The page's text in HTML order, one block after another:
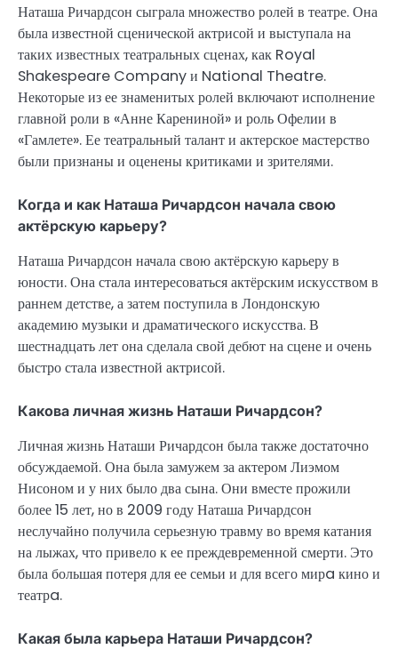
Наташа Ричардсон сыграла множество ролей в театре. Она
была известной сценической актрисой и выступала на
таких известных театральных сценах, как Royal
Shakespeare Company и National Theatre.
Некоторые из ее знаменитых ролей включают исполнение
главной роли в «Анне Карениной» и роль Офелии в
«Гамлете». Ее театральный талант и актерское мастерство
были признаны и оценены критиками и зрителями.
Когда и как Наташа Ричардсон начала свою
актёрскую карьеру?
Наташа Ричардсон начала свою актёрскую карьеру в
юности. Она стала интересоваться актёрским искусством в
раннем детстве, а затем поступила в Лондонскую
академию музыки и драматического искусства. В
шестнадцать лет она сделала свой дебют на сцене и очень
быстро стала известной актрисой.
Какова личная жизнь Наташи Ричардсон?
Личная жизнь Наташи Ричардсон была также достаточно
обсуждаемой. Она была замужем за актером Лиэмом
Нисоном и у них было два сына. Они вместе прожили
более 15 лет, но в 2009 году Наташа Ричардсон
неслучайно получила серьезную травму во время катания
на лыжах, что привело к ее преждевременной смерти. Это
была большая потеря для ее семьи и для всего мирa кино и
театрa.
Какая была карьера Наташи Ричардсон?